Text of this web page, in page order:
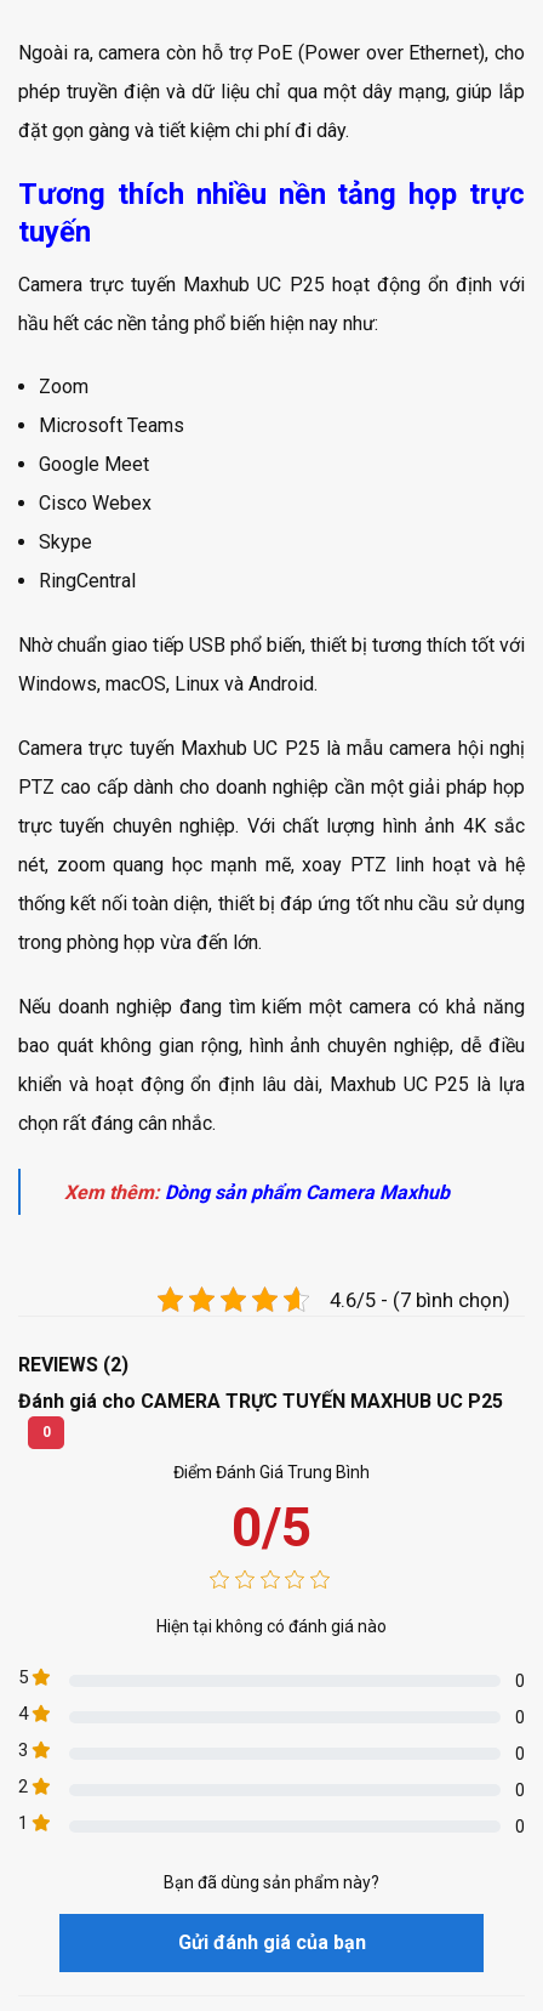
Ngoài ra, camera còn hỗ trợ PoE (Power over Ethernet), cho
phép truyền điện và dữ liệu chỉ qua một dây mạng, giúp lắp
đặt gọn gàng và tiết kiệm chi phí đi dây.
Tương thích nhiều nền tảng họp trực
tuyến
Camera trực tuyến Maxhub UC P25 hoạt động ổn định với
hầu hết các nền tảng phổ biến hiện nay như:
Zoom
Microsoft Teams
Google Meet
Cisco Webex
Skype
RingCentral
Nhờ chuẩn giao tiếp USB phổ biến, thiết bị tương thích tốt với
Windows, macOS, Linux và Android.
Camera trực tuyến Maxhub UC P25 là mẫu camera hội nghị
PTZ cao cấp dành cho doanh nghiệp cần một giải pháp họp
trực tuyến chuyên nghiệp. Với chất lượng hình ảnh 4K sắc
nét, zoom quang học mạnh mẽ, xoay PTZ linh hoạt và hệ
thống kết nối toàn diện, thiết bị đáp ứng tốt nhu cầu sử dụng
trong phòng họp vừa đến lớn.
Nếu doanh nghiệp đang tìm kiếm một camera có khả năng
bao quát không gian rộng, hình ảnh chuyên nghiệp, dễ điều
khiển và hoạt động ổn định lâu dài, Maxhub UC P25 là lựa
chọn rất đáng cân nhắc.
Xem thêm: Dòng sản phẩm Camera Maxhub
4.6/5 - (7 bình chọn)
REVIEWS (2)
Đánh giá cho CAMERA TRỰC TUYẾN MAXHUB UC P25
0
Điểm Đánh Giá Trung Bình
0/5
Hiện tại không có đánh giá nào
5 0
4 0
3 0
2 0
1 0
Bạn đã dùng sản phẩm này?
Gửi đánh giá của bạn